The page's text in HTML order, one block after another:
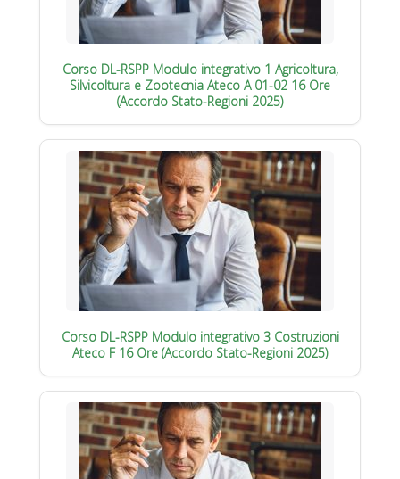
Corso DL-RSPP Modulo integrativo 1 Agricoltura,
Silvicoltura e Zootecnia Ateco A 01-02 16 Ore
(Accordo Stato-Regioni 2025)
Corso DL-RSPP Modulo integrativo 3 Costruzioni
Ateco F 16 Ore (Accordo Stato-Regioni 2025)